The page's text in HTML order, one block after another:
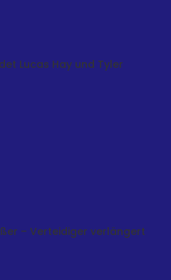
Lucas Hay und Tyler
– Verteidiger verlängert